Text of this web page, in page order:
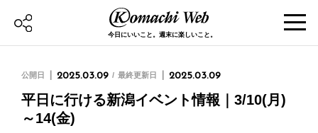
今日にいいこと。週末に楽しいこと。
公開日 2025.03.09 最終更新日 2025.03.09
平日に行ける新潟イベント情報｜3/10(月)
～14(金)